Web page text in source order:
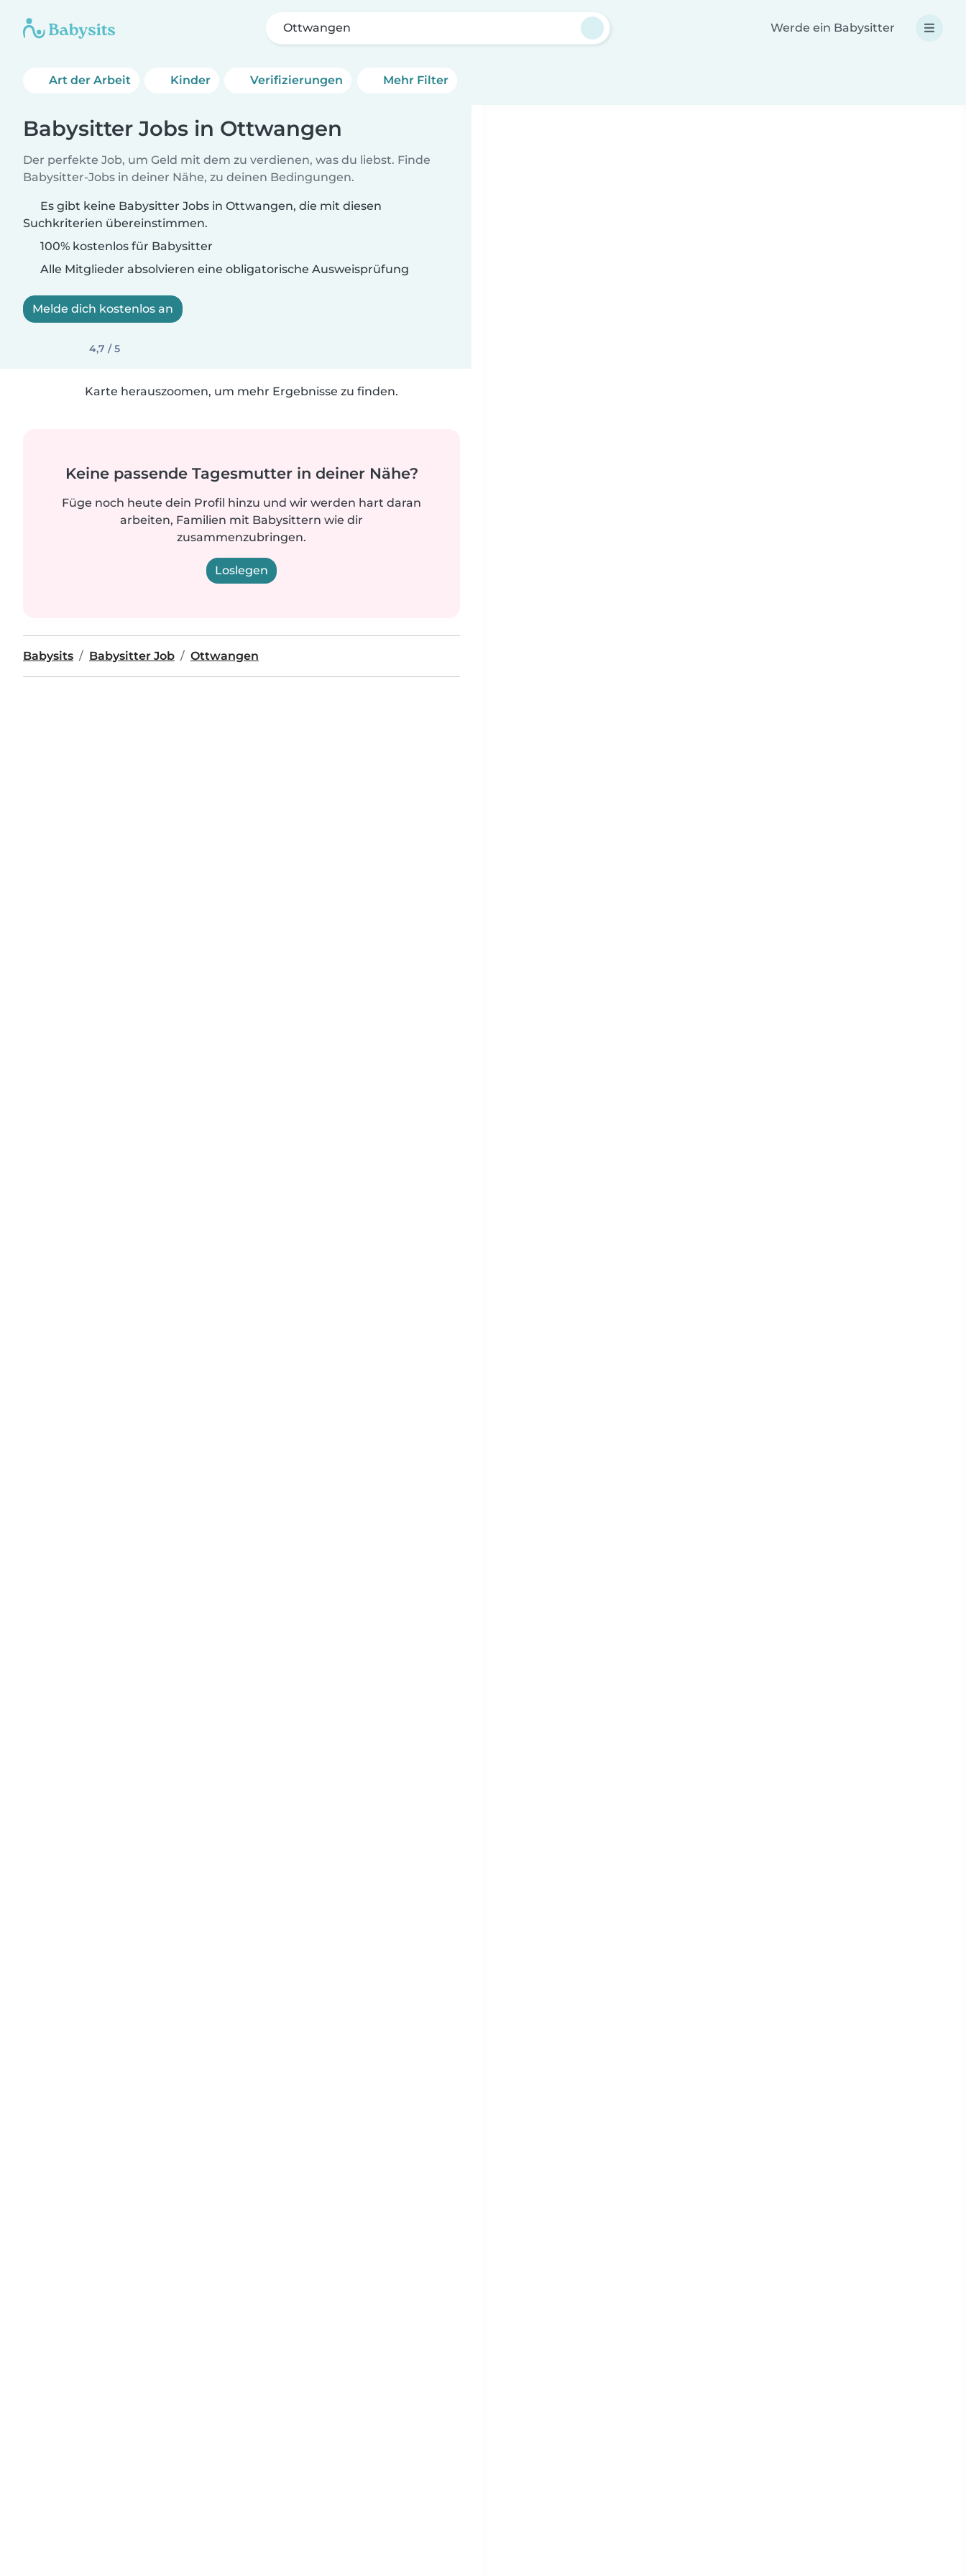
Ottwangen Werde ein Babysitter
Art der Arbeit Kinder Verifizierungen Mehr Filter
Babysitter Jobs in Ottwangen
Der perfekte Job, um Geld mit dem zu verdienen, was du liebst. Finde
Babysitter-Jobs in deiner Nähe, zu deinen Bedingungen.
Es gibt keine Babysitter Jobs in Ottwangen, die mit diesen
Suchkriterien übereinstimmen.
100% kostenlos für Babysitter
Alle Mitglieder absolvieren eine obligatorische Ausweisprüfung
Melde dich kostenlos an
4,7 / 5
Karte herauszoomen, um mehr Ergebnisse zu finden.
Keine passende Tagesmutter in deiner Nähe?
Füge noch heute dein Profil hinzu und wir werden hart daran
arbeiten, Familien mit Babysittern wie dir
zusammenzubringen.
Loslegen
Babysits Babysitter Job Ottwangen